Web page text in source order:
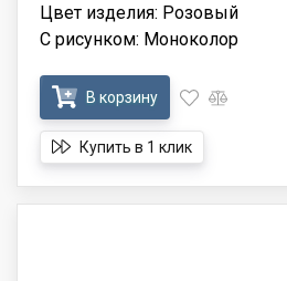
Цвет изделия: Розовый
С рисунком: Моноколор
В корзину
Купить в 1 клик